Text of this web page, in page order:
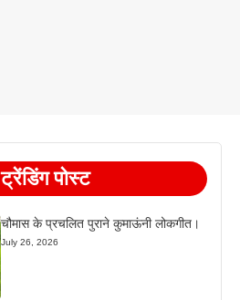
ट्रेंडिंग पोस्ट
चौमास के प्रचलित पुराने कुमाऊंनी लोकगीत।
July 26, 2026